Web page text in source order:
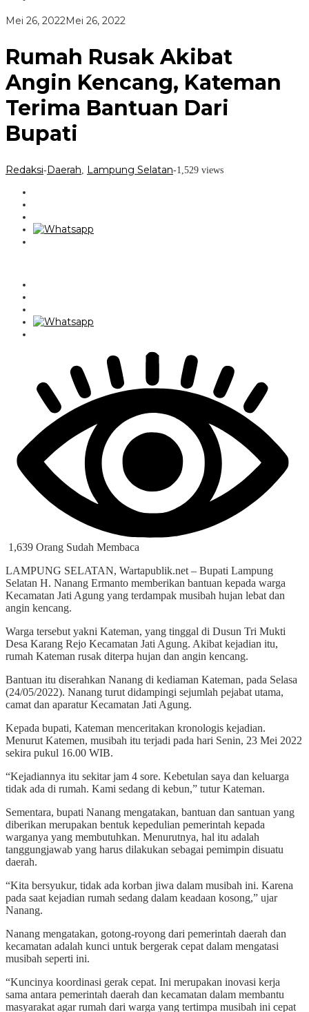
Mei 26, 2022Mei 26, 2022
Rumah Rusak Akibat
Angin Kencang, Kateman
Terima Bantuan Dari
Bupati
Redaksi-Daerah Lampung Selatan-1,529 views
1,639 Orang Sudah Membaca
LAMPUNG SELATAN, Wartapublik.net – Bupati Lampung
Selatan H. Nanang Ermanto memberikan bantuan kepada warga
Kecamatan Jati Agung yang terdampak musibah hujan lebat dan
angin kencang.
Warga tersebut yakni Kateman, yang tinggal di Dusun Tri Mukti
Desa Karang Rejo Kecamatan Jati Agung. Akibat kejadian itu,
rumah Kateman rusak diterpa hujan dan angin kencang.
Bantuan itu diserahkan Nanang di kediaman Kateman, pada Selasa
(24/05/2022). Nanang turut didampingi sejumlah pejabat utama,
camat dan aparatur Kecamatan Jati Agung.
Kepada bupati, Kateman menceritakan kronologis kejadian.
Menurut Katemen, musibah itu terjadi pada hari Senin, 23 Mei 2022
sekira pukul 16.00 WIB.
“Kejadiannya itu sekitar jam 4 sore. Kebetulan saya dan keluarga
tidak ada di rumah. Kami sedang di kebun,” tutur Kateman.
Sementara, bupati Nanang mengatakan, bantuan dan santuan yang
diberikan merupakan bentuk kepedulian pemerintah kepada
warganya yang membutuhkan. Menurutnya, hal itu adalah
tanggungjawab yang harus dilakukan sebagai pemimpin disuatu
daerah.
“Kita bersyukur, tidak ada korban jiwa dalam musibah ini. Karena
pada saat kejadian rumah sedang dalam keadaan kosong,” ujar
Nanang.
Nanang mengatakan, gotong-royong dari pemerintah daerah dan
kecamatan adalah kunci untuk bergerak cepat dalam mengatasi
musibah seperti ini.
“Kuncinya koordinasi gerak cepat. Ini merupakan inovasi kerja
sama antara pemerintah daerah dan kecamatan dalam membantu
masyarakat agar rumah dari warga yang tertimpa musibah ini cepat